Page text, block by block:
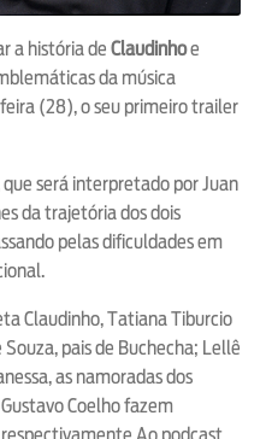
a história de Claudinhoe
da música
(28), o seu primeiro trailer
será interpretado por Juan
da trajetória dos dois
pelas dificuldades em
Claudinho, Tatiana Tiburcio
pais de Buchecha; Lellê
as namoradas dos
Coelho fazem